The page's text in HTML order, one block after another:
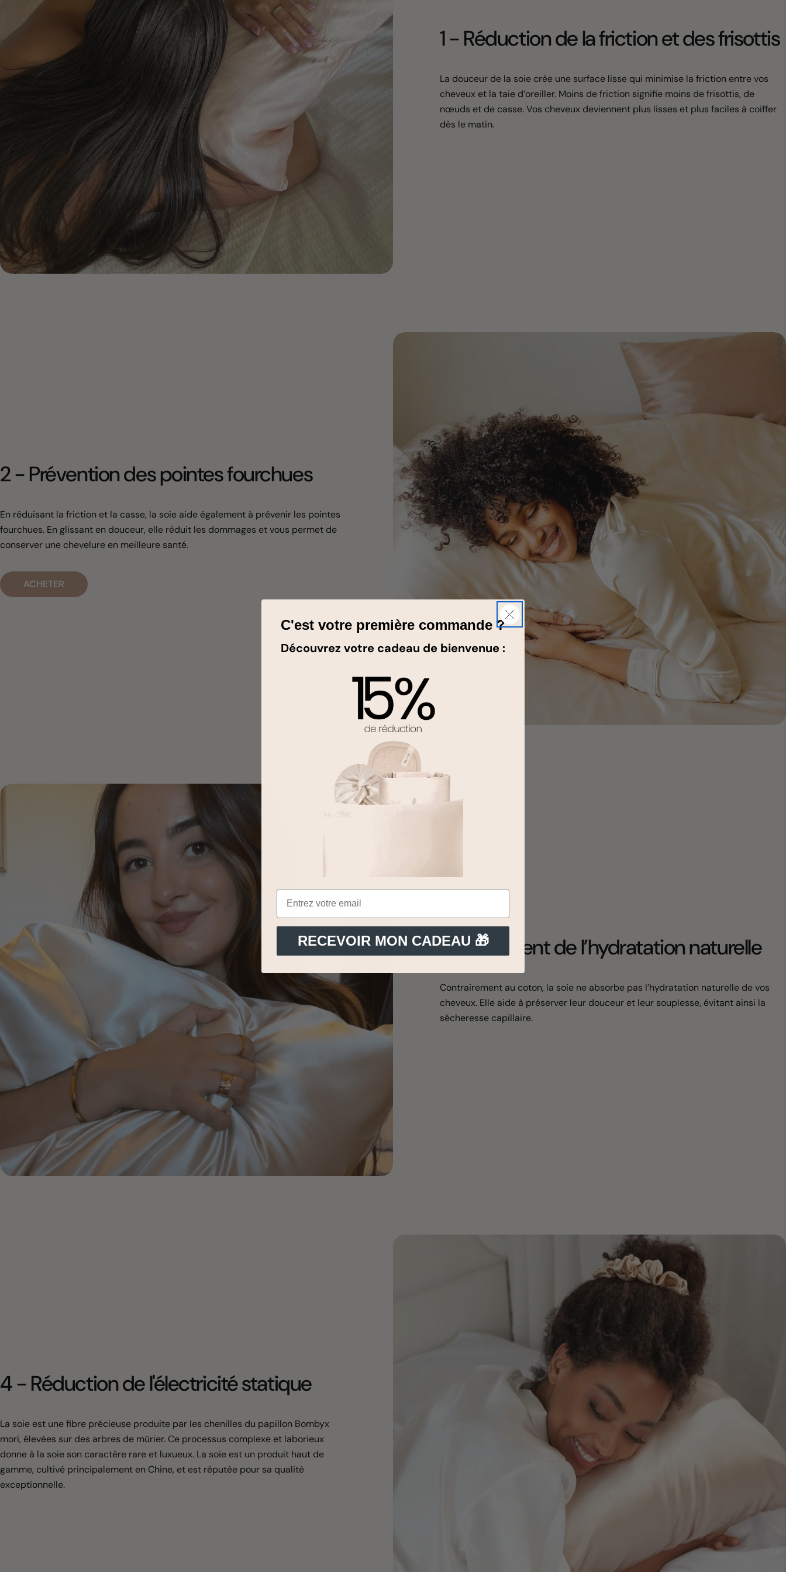
1 - Réduction de la friction et des frisottis
La douceur de la soie crée une surface lisse qui minimise la friction entre vos
cheveux et la taie d’oreiller. Moins de friction signifie moins de frisottis, de
nœuds et de casse. Vos cheveux deviennent plus lisses et plus faciles à coiffer
dès le matin.
2 - Prévention des pointes fourchues
En réduisant la friction et la casse, la soie aide également à prévenir les pointes
fourchues. En glissant en douceur, elle réduit les dommages et vous permet de
conserver une chevelure en meilleure santé.
ACHETER
3 - Maintient de l’hydratation naturelle
Contrairement au coton, la soie ne absorbe pas l’hydratation naturelle de vos
cheveux. Elle aide à préserver leur douceur et leur souplesse, évitant ainsi la
sécheresse capillaire.
4 - Réduction de l'électricité statique
La soie est une fibre précieuse produite par les chenilles du papillon Bombyx
mori, élevées sur des arbres de mûrier. Ce processus complexe et laborieux
donne à la soie son caractère rare et luxueux. La soie est un produit haut de
gamme, cultivé principalement en Chine, et est réputée pour sa qualité
exceptionnelle.
C'est votre première commande ?
Découvrez votre cadeau de bienvenue :
RECEVOIR MON CADEAU 🎁